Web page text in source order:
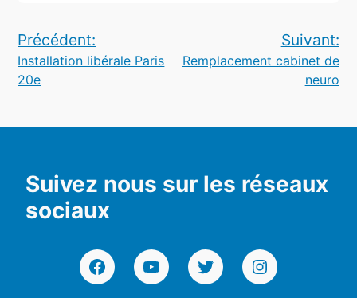
Navigation
de
Précédent:
Installation libérale Paris
20e
Suivant:
Remplacement cabinet de
neuro
Suivez nous sur les réseaux
sociaux
FacebookYouTubeTwitterInstagram